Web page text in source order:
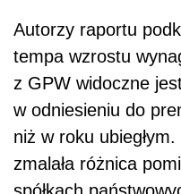
Autorzy raportu
tempa wzrostu
z GPW widoczne
w odniesieniu do
niż w roku
zmalała różnica